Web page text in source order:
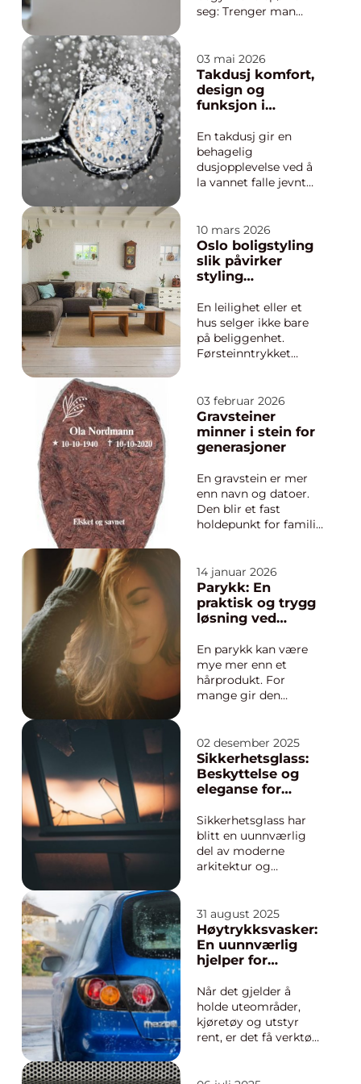
seg: Trenger man
holder det lenge med
en telefon som
allerede har bevist
hvor god den er? For
iPhone 14 blitt svaret
på nettopp dette...
03 mai 2026
Takdusj komfort,
design og
funksjon i
En takdusj gir en
behagelig
dusjopplevelse ved å
la vannet falle jevnt
regnbyge. Mange
velger takdusj når
baderommet først
skal oppgraderes,
kombinerer komfort,
moderne design og
praktiske funksjoner i
...
10 mars 2026
Oslo boligstyling
slik påvirker
styling
En leilighet eller et
hus selger ikke bare
på beliggenhet.
Førsteinntrykket
konkurransepreget
marked som Oslo. Når
en bolig skal legges
ut for salg, kan
være forskjellen
mellom lunk...
03 februar 2026
Gravsteiner
minner i stein for
generasjoner
En gravstein er mer
enn navn og datoer.
Den blir et fast
holdepunkt for familie
når savnet melder
seg. Mange opplever
likevel valget som
krevende. Formen på
og symboler skal
både spe...
14 januar 2026
Parykk: En
praktisk og trygg
løsning ved
En parykk kan være
mye mer enn et
hårprodukt. For
mange gir den
muligheten til å
kjenne seg igjen i
speilet. Hårtap kan
komme brått, for
eller behandli...
02 desember 2025
Sikkerhetsglass:
Beskyttelse og
eleganse for
Sikkerhetsglass har
blitt en uunnværlig
del av moderne
arkitektur og
og funksjonalitet.
Enten det er snakk
om store skyskrapere
eller hjemmevinduer,
nøkkelkomponent i å...
31 august 2025
Høytrykksvasker:
En uunnværlig
hjelper for
rengjøring
Når det gjelder å
holde uteområder,
kjøretøy og utstyr
rent, er det få verktøy